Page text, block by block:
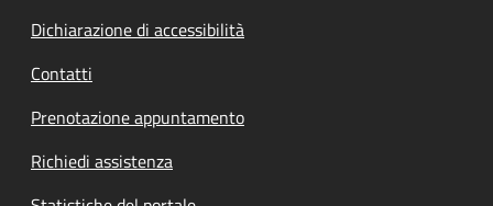
Dichiarazione di accessibilità
Contatti
Prenotazione appuntamento
Richiedi assistenza